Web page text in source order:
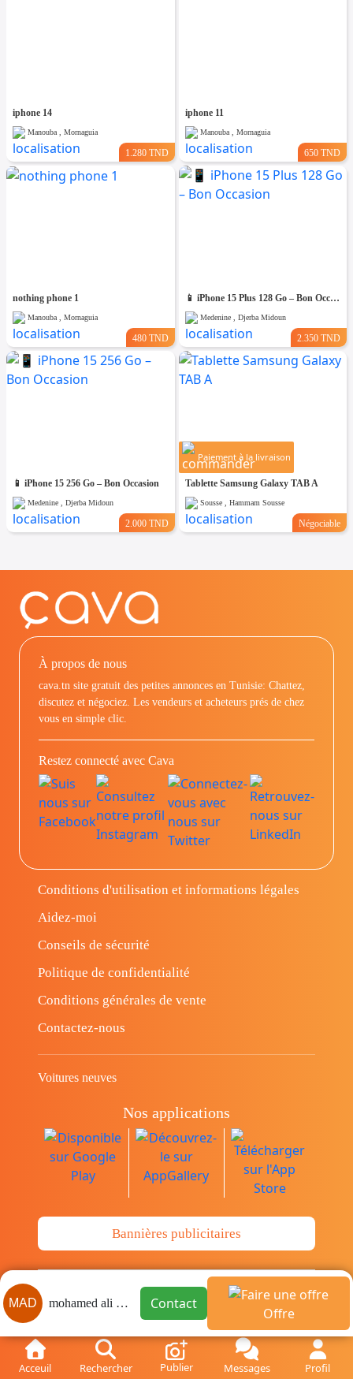
Acceuil Rechercher Publier Messages Profil
iphone 14
Manouba , Mornaguia
1.280 TND
iphone 11
Manouba , Mornaguia
650 TND
nothing phone 1
Manouba , Mornaguia
480 TND
📱 iPhone 15 Plus 128 Go – Bon Occasion
Medenine , Djerba Midoun
2.350 TND
📱 iPhone 15 256 Go – Bon Occasion
Medenine , Djerba Midoun
2.000 TND
Paiement à la livraison
Tablette Samsung Galaxy TAB A
Sousse , Hammam Sousse
Négociable
MAD mohamed ali dridi Contact
Offre
À propos de nous
cava.tn site gratuit des petites annonces en Tunisie: Chattez,
discutez et négociez. Les vendeurs et acheteurs prés de chez
vous en simple clic.
Restez connecté avec Cava
Conditions d'utilisation et informations légales
Aidez-moi
Conseils de sécurité
Politique de confidentialité
Conditions générales de vente
Contactez-nous
Voitures neuves
Nos applications
Bannières publicitaires
© Copyright 2014-2026 Cava.tn Limited Tous
les droits sont réservés.